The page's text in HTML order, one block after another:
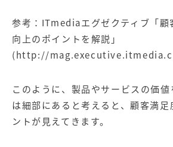
参考：ITmediaエグゼクティブ「顧
向上のポイントを解説」
(http://
このように、製品やサービスの価
は細部にあると考えると、顧客満足
ントが見えてきます。